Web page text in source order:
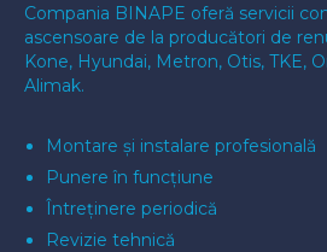
Compania BINAPE oferă servicii
ascensoare de la producători de
Kone, Hyundai, Metron, Otis, TKE,
Alimak.
Montare și instalare profesională
Punere în funcțiune
Întreținere periodică
Revizie tehnică